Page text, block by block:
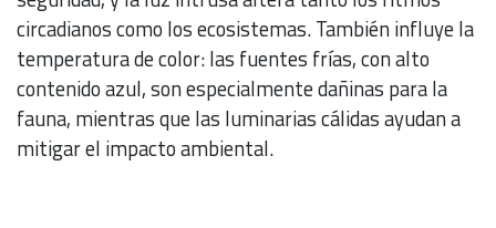
circadianos como los ecosistemas. También influye la
temperatura de color: las fuentes frías, con alto
contenido azul, son especialmente dañinas para la
fauna, mientras que las luminarias cálidas ayudan a
mitigar el impacto ambiental.